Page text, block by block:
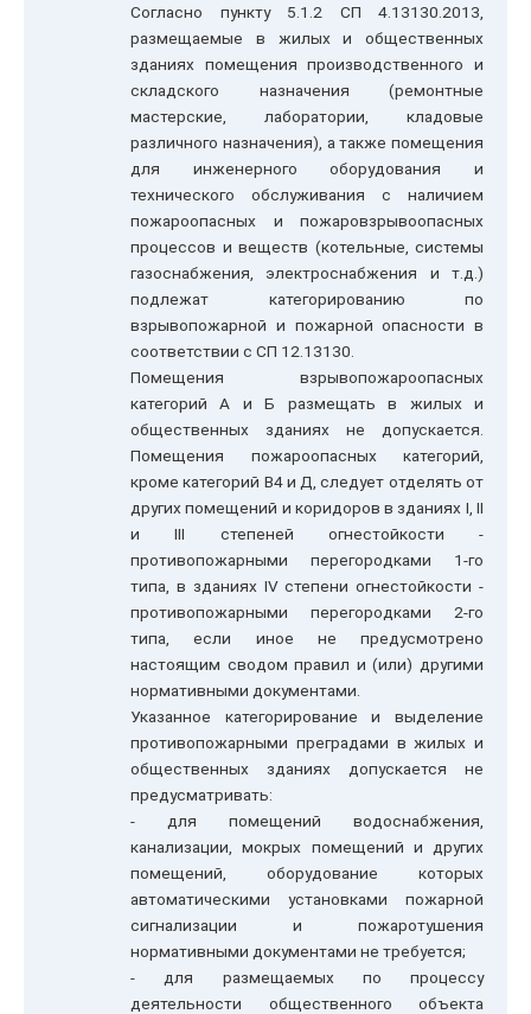
Согласно пункту 5.1.2 СП 4.13130.2013,
размещаемые в жилых и общественных
зданиях помещения производственного и
складского назначения (ремонтные
мастерские, лаборатории, кладовые
различного назначения), а также помещения
для инженерного оборудования и
технического обслуживания с наличием
пожароопасных и пожаровзрывоопасных
процессов и веществ (котельные, системы
газоснабжения, электроснабжения и т.д.)
подлежат категорированию по
взрывопожарной и пожарной опасности в
соответствии с СП 12.13130.
Помещения взрывопожароопасных
категорий А и Б размещать в жилых и
общественных зданиях не допускается.
Помещения пожароопасных категорий,
кроме категорий В4 и Д, следует отделять от
других помещений и коридоров в зданиях I, II
и III степеней огнестойкости -
противопожарными перегородками 1-го
типа, в зданиях IV степени огнестойкости -
противопожарными перегородками 2-го
типа, если иное не предусмотрено
настоящим сводом правил и (или) другими
нормативными документами.
Указанное категорирование и выделение
противопожарными преградами в жилых и
общественных зданиях допускается не
предусматривать:
- для помещений водоснабжения,
канализации, мокрых помещений и других
помещений, оборудование которых
автоматическими установками пожарной
сигнализации и пожаротушения
нормативными документами не требуется;
- для размещаемых по процессу
деятельности общественного объекта